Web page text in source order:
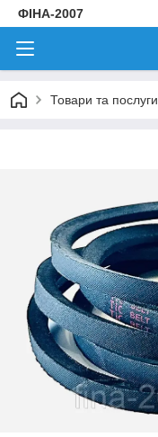
ФІНА-2007
Товари та послуги